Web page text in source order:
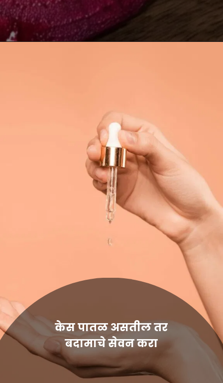
केस पातळ असतील तर
बदामाचे सेवन करा